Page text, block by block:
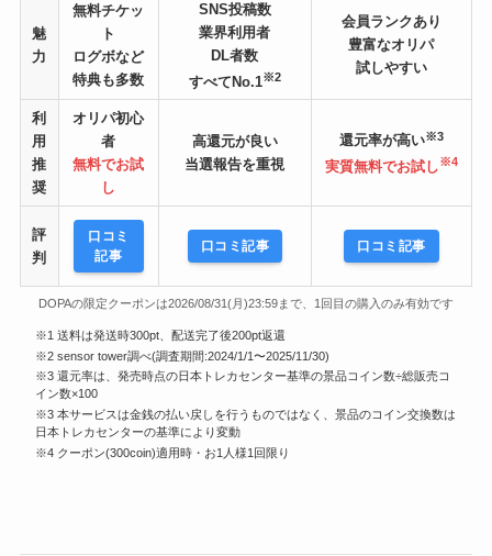
魅
力
無料チケッ
ト
ログボなど
特典も多数
SNS投稿数
業界利用者
DL者数
すべてNo.1※2
会員ランクあり
豊富なオリパ
試しやすい
利
用
推
奨
オリパ初心
者
無料でお試
し
高還元が良い
当選報告を重視
還元率が高い※3
実質無料でお試し※4
評
判
口コミ
記事
口コミ記事 口コミ記事
DOPAの限定クーポンは2026/08/31(月)23:59まで、1回目の購入のみ有効です
※1 送料は発送時300pt、配送完了後200pt返還
※2 sensor tower調べ(調査期間:2024/1/1〜2025/11/30)
※3 還元率は、発売時点の日本トレカセンター基準の景品コイン数÷総販売コ
イン数×100
※3 本サービスは金銭の払い戻しを行うものではなく、景品のコイン交換数は
日本トレカセンターの基準により変動
※4 クーポン(300coin)適用時・お1人様1回限り